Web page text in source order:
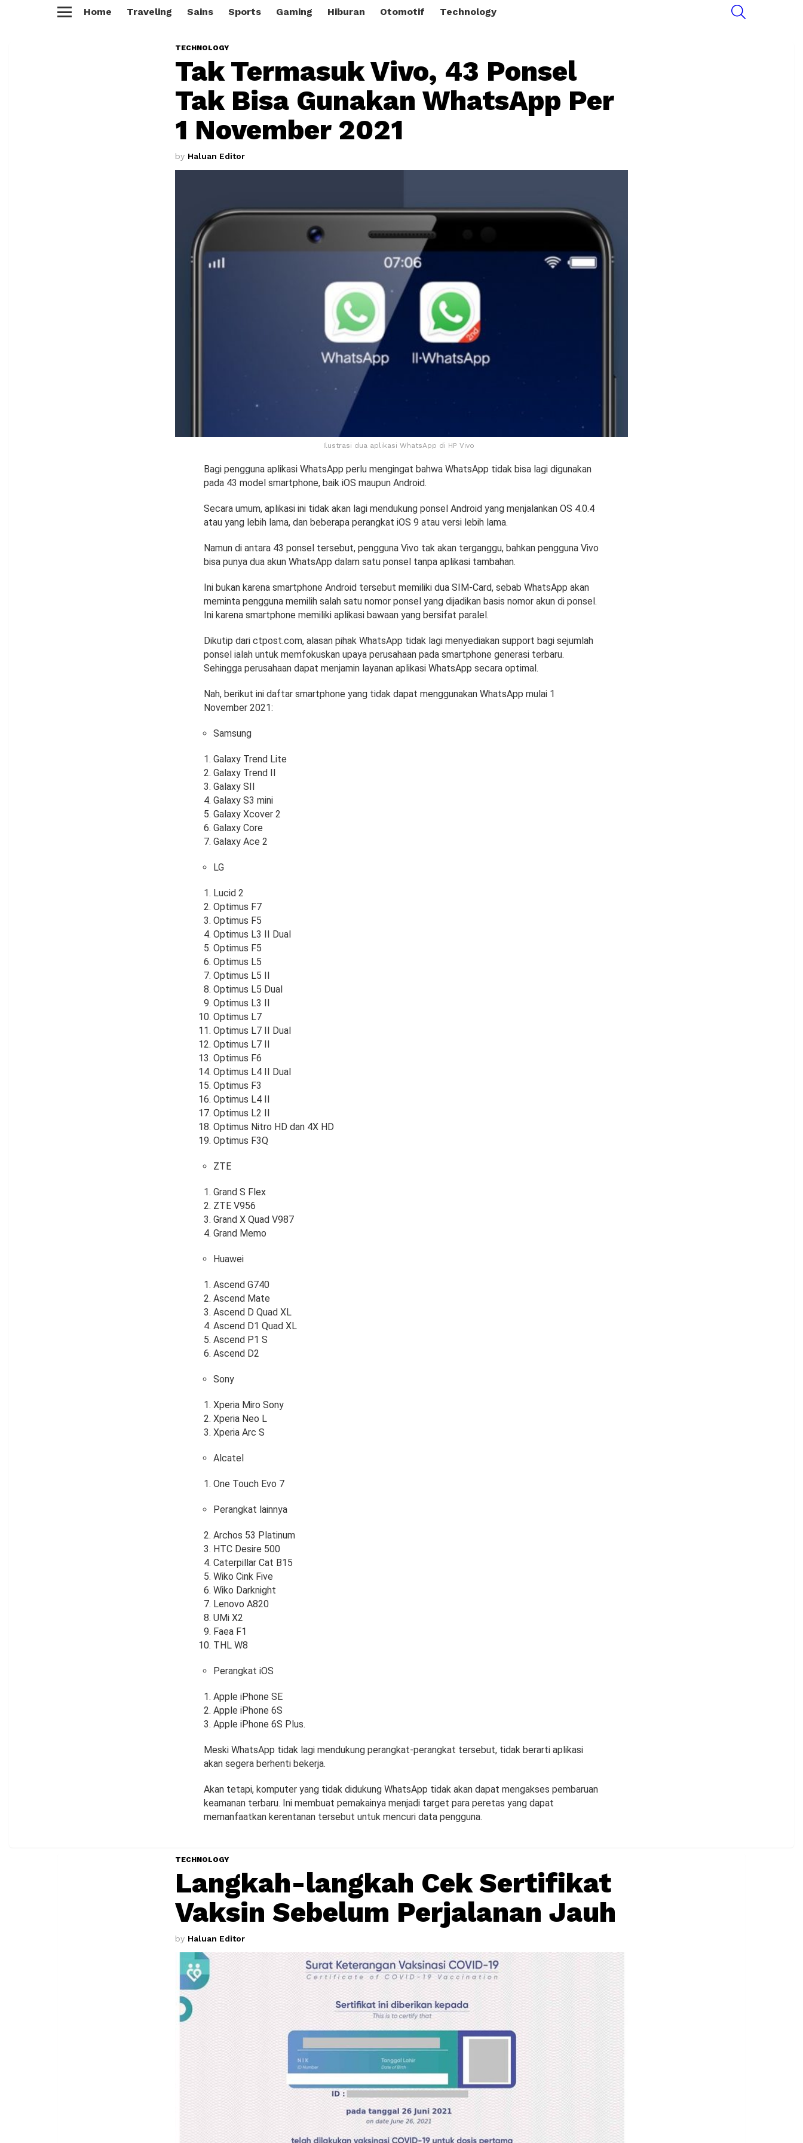
Home Traveling Sains Sports Gaming Hiburan Otomotif Technology
TECHNOLOGY
Tak Termasuk Vivo, 43 Ponsel
Tak Bisa Gunakan WhatsApp Per
1 November 2021
by Haluan Editor
Ilustrasi dua aplikasi WhatsApp di HP Vivo
Bagi pengguna aplikasi WhatsApp perlu mengingat bahwa WhatsApp tidak bisa lagi digunakan
pada 43 model smartphone, baik iOS maupun Android.
Secara umum, aplikasi ini tidak akan lagi mendukung ponsel Android yang menjalankan OS 4.0.4
atau yang lebih lama, dan beberapa perangkat iOS 9 atau versi lebih lama.
Namun di antara 43 ponsel tersebut, pengguna Vivo tak akan terganggu, bahkan pengguna Vivo
bisa punya dua akun WhatsApp dalam satu ponsel tanpa aplikasi tambahan.
Ini bukan karena smartphone Android tersebut memiliki dua SIM-Card, sebab WhatsApp akan
meminta pengguna memilih salah satu nomor ponsel yang dijadikan basis nomor akun di ponsel.
Ini karena smartphone memiliki aplikasi bawaan yang bersifat paralel.
Dikutip dari ctpost.com, alasan pihak WhatsApp tidak lagi menyediakan support bagi sejumlah
ponsel ialah untuk memfokuskan upaya perusahaan pada smartphone generasi terbaru.
Sehingga perusahaan dapat menjamin layanan aplikasi WhatsApp secara optimal.
Nah, berikut ini daftar smartphone yang tidak dapat menggunakan WhatsApp mulai 1
November 2021:
Samsung
Galaxy Trend Lite
Galaxy Trend II
Galaxy SII
Galaxy S3 mini
Galaxy Xcover 2
Galaxy Core
Galaxy Ace 2
LG
Lucid 2
Optimus F7
Optimus F5
Optimus L3 II Dual
Optimus F5
Optimus L5
Optimus L5 II
Optimus L5 Dual
Optimus L3 II
Optimus L7
Optimus L7 II Dual
Optimus L7 II
Optimus F6
Optimus L4 II Dual
Optimus F3
Optimus L4 II
Optimus L2 II
Optimus Nitro HD dan 4X HD
Optimus F3Q
ZTE
Grand S Flex
ZTE V956
Grand X Quad V987
Grand Memo
Huawei
Ascend G740
Ascend Mate
Ascend D Quad XL
Ascend D1 Quad XL
Ascend P1 S
Ascend D2
Sony
Xperia Miro Sony
Xperia Neo L
Xperia Arc S
Alcatel
One Touch Evo 7
Perangkat lainnya
Archos 53 Platinum
HTC Desire 500
Caterpillar Cat B15
Wiko Cink Five
Wiko Darknight
Lenovo A820
UMi X2
Faea F1
THL W8
Perangkat iOS
Apple iPhone SE
Apple iPhone 6S
Apple iPhone 6S Plus.
Meski WhatsApp tidak lagi mendukung perangkat-perangkat tersebut, tidak berarti aplikasi
akan segera berhenti bekerja.
Akan tetapi, komputer yang tidak didukung WhatsApp tidak akan dapat mengakses pembaruan
keamanan terbaru. Ini membuat pemakainya menjadi target para peretas yang dapat
memanfaatkan kerentanan tersebut untuk mencuri data pengguna.
TECHNOLOGY
Langkah-langkah Cek Sertifikat
Vaksin Sebelum Perjalanan Jauh
by Haluan Editor